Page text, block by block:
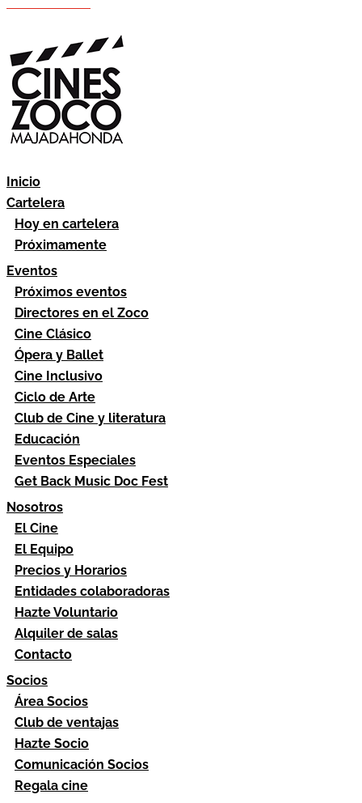
Inicio
Cartelera
Hoy en cartelera
Próximamente
Eventos
Próximos eventos
Directores en el Zoco
Cine Clásico
Ópera y Ballet
Cine Inclusivo
Ciclo de Arte
Club de Cine y literatura
Educación
Eventos Especiales
Get Back Music Doc Fest
Nosotros
El Cine
El Equipo
Precios y Horarios
Entidades colaboradoras
Hazte Voluntario
Alquiler de salas
Contacto
Socios
Área Socios
Club de ventajas
Hazte Socio
Comunicación Socios
Regala cine